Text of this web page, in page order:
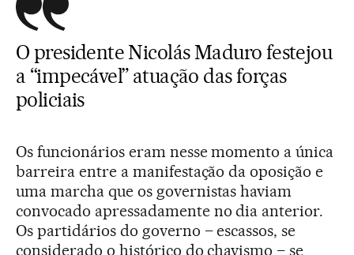
O presidente Nicolás Maduro festejou
a “impecável” atuação das forças
policiais
Os funcionários eram nesse momento a única
barreira entre a manifestação da oposição e
uma marcha que os governistas haviam
convocado apressadamente no dia anterior.
Os partidários do governo – escassos, se
considerado o histórico do chavismo – se